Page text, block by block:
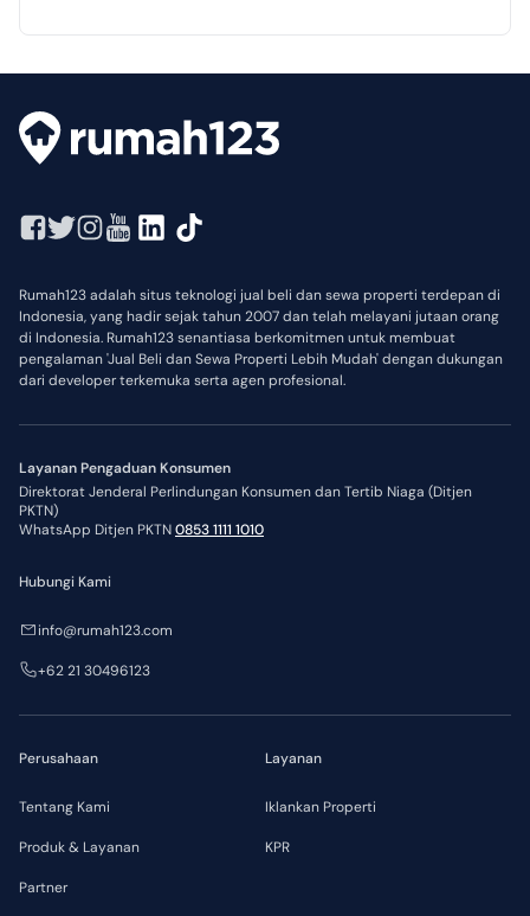
Rumah123 adalah situs teknologi jual beli dan sewa properti terdepan di
Indonesia, yang hadir sejak tahun 2007 dan telah melayani jutaan orang
di Indonesia. Rumah123 senantiasa berkomitmen untuk membuat
pengalaman 'Jual Beli dan Sewa Properti Lebih Mudah' dengan dukungan
dari developer terkemuka serta agen profesional.
Layanan Pengaduan Konsumen
Direktorat Jenderal Perlindungan Konsumen dan Tertib Niaga (Ditjen
PKTN)
WhatsApp Ditjen PKTN0853 1111 1010
Perusahaan
Tentang Kami
Produk & Layanan
Partner
Layanan
Iklankan Properti
KPR
Hubungi Kami
info@rumah123.com
+62 21 30496123